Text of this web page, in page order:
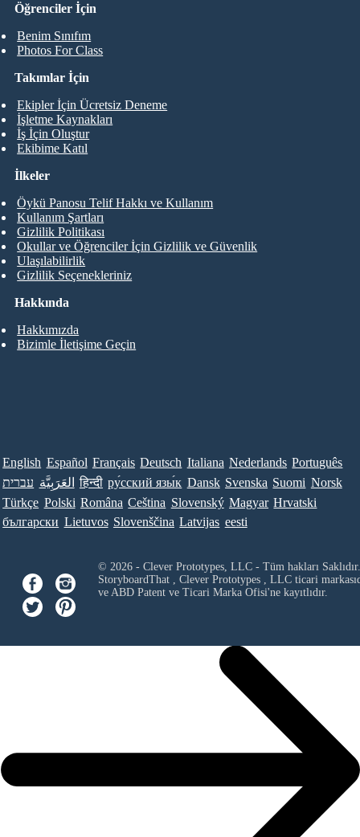
Öğrenciler İçin
Benim Sınıfım
Photos For Class
Takımlar İçin
Ekipler İçin Ücretsiz Deneme
İşletme Kaynakları
İş İçin Oluştur
Ekibime Katıl
Hakkında
Hakkımızda
Bizimle İletişime Geçin
İlkeler
Öykü Panosu Telif Hakkı ve Kullanım
Kullanım Şartları
Gizlilik Politikası
Okullar ve Öğrenciler İçin Gizlilik ve Güvenlik
Ulaşılabilirlik
Gizlilik Seçenekleriniz
English Español Français Deutsch Italiana Nederlands Português
עברית العَرَبِيَّة हिन्दी ру́сский язы́к Dansk Svenska Suomi Norsk
Türkçe Polski Româna Ceština Slovenský Magyar Hrvatski
български Lietuvos Slovenščina Latvijas eesti
© 2026 - Clever Prototypes, LLC - Tüm hakları Saklıdır.
StoryboardThat , Clever Prototypes , LLCticari
ve ABD Patent ve Ticari Marka Ofisi'ne kayıtlıdır.